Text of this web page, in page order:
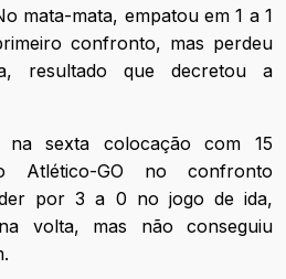
mata-mata, empatou em 1 a 1
confronto, mas perdeu
que decretou a
sexta colocação com 15
Atlético-GO no confronto
por 3 a 0 no jogo de ida,
volta, mas não conseguiu